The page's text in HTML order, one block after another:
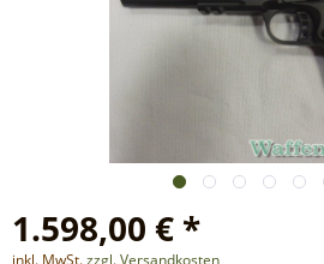
1.598,00 € *
inkl. MwSt.zzgl. Versandkosten